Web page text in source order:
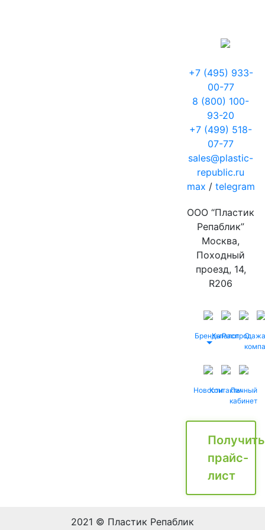
+7 (495) 933-
00-77
8 (800) 100-
93-20
+7 (499) 518-
07-77
sales@plastic-
republic.ru
max / telegram
ООО “Пластик
Репаблик”
Москва,
Походный
проезд, 14,
R206
БрендыКаталог
Распродажа
О
НовостиКонтактыЛичный
кабинет
Получить
прайс-
лист
2021 © Пластик Репаблик